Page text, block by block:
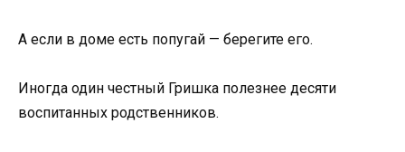
А если в доме есть попугай — берегите его.
Иногда один честный Гришка полезнее десяти
воспитанных родственников.